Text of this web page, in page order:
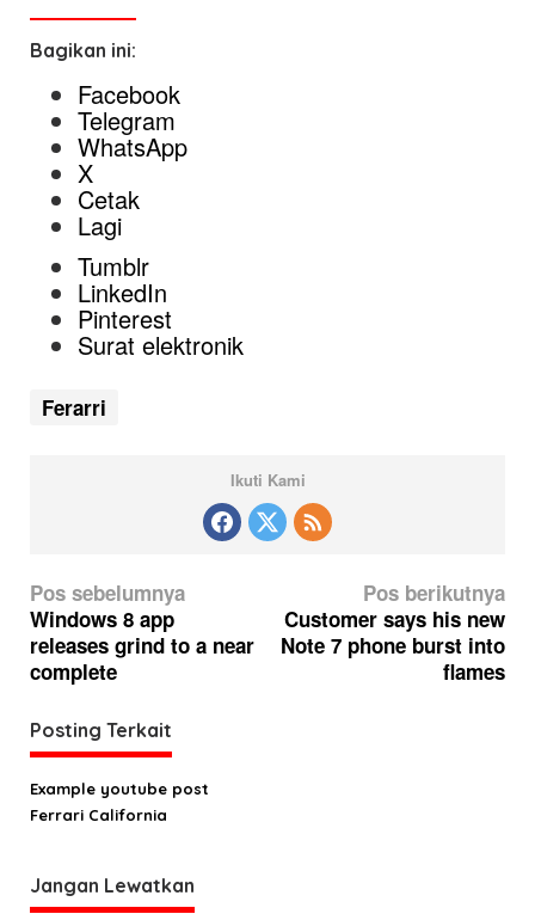
Bagikan ini:
Facebook
Telegram
WhatsApp
X
Cetak
Lagi
Tumblr
LinkedIn
Pinterest
Surat elektronik
Ferarri
Ikuti Kami
N
a
v
i
g
a
s
i
o
Pos sebelumnya
Windows 8 app
releases grind to a near
complete
Pos berikutnya
Customer says his new
Note 7 phone burst into
flames
Posting Terkait
Example youtube post
Ferrari California
Jangan Lewatkan